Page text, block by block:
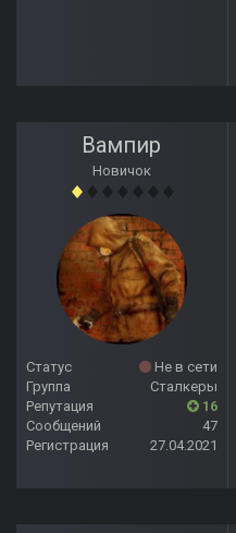
Вампир
Новичок
Статус
Не в сети
Группа
Сталкеры
Репутация
16
Сообщений
47
Регистрация
27.04.2021